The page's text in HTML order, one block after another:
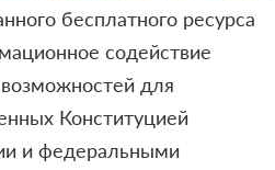
бесплатного ресурса
содействие
для
Конституцией
и федеральными